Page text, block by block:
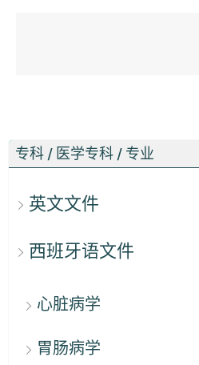
专科 / 医学专科 / 专业
英文文件
西班牙语文件
心脏病学
胃肠病学